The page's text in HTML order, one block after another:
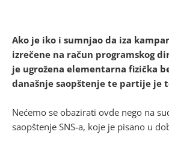
Ako je iko i sumnjao da iza
izrečene na račun programskog
je ugrožena elementarna fizička
današnje saopštenje te partije je
Nećemo se obazirati ovde nego na
saopštenje SNS-a, koje je pisano u